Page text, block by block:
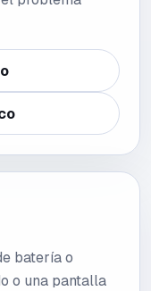
batería o
o una pantalla